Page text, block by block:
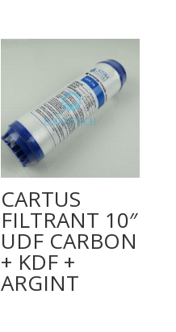
CARTUS
FILTRANT 10″
UDF CARBON
+ KDF +
ARGINT